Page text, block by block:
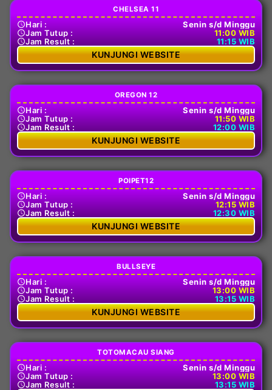
CHELSEA 11
Hari :
Senin s/d Minggu
Jam Tutup :
11:00 WIB
Jam Result :
11:15 WIB
KUNJUNGI WEBSITE
OREGON 12
Hari :
Senin s/d Minggu
Jam Tutup :
11:50 WIB
Jam Result :
12:00 WIB
KUNJUNGI WEBSITE
POIPET12
Hari :
Senin s/d Minggu
Jam Tutup :
12:15 WIB
Jam Result :
12:30 WIB
KUNJUNGI WEBSITE
BULLSEYE
Hari :
Senin s/d Minggu
Jam Tutup :
13:00 WIB
Jam Result :
13:15 WIB
KUNJUNGI WEBSITE
TOTOMACAU SIANG
Hari :
Senin s/d Minggu
Jam Tutup :
13:00 WIB
Jam Result :
13:15 WIB